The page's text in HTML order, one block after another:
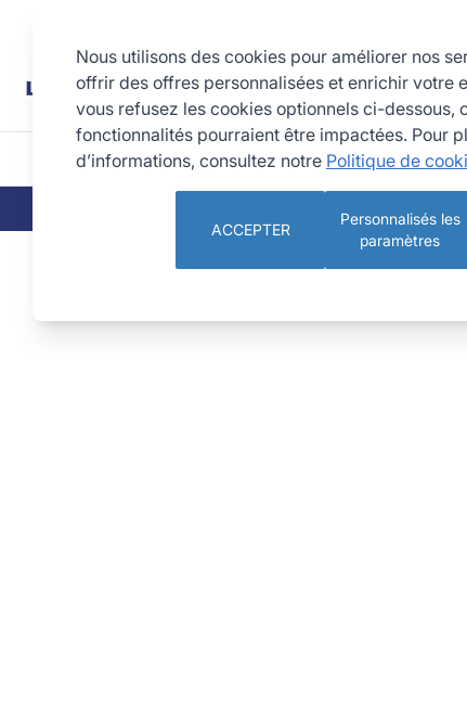
CUISINE
NOS
Nous utilisons des cookies pour améliorer nos
offrir des offres personnalisées et enrichir votre
vous refusez les cookies optionnels ci-dessous,
fonctionnalités pourraient être impactées. Pour
d’informations, consultez notre Politique de
ACCEPTER
Personnalisés les
paramètres